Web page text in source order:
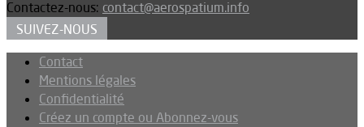
Contactez-nous: contact@aerospatium.info
SUIVEZ-NOUS
Contact
Mentions légales
Confidentialité
Créez un compte ou Abonnez-vous